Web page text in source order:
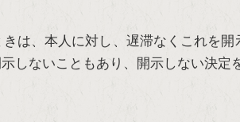
は、本人に対し、遅滞なくこれを
しないこともあり、開示しない決定